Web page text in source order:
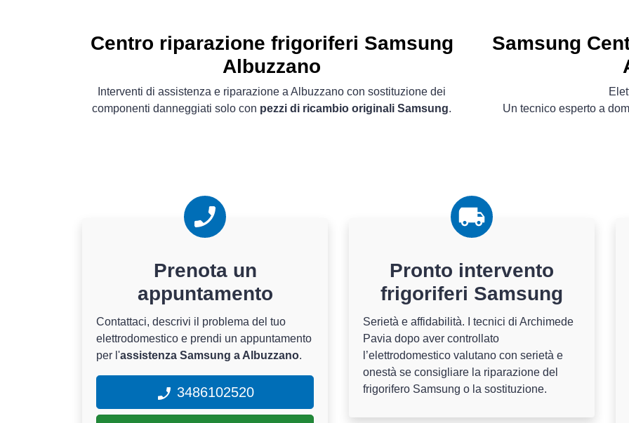
Centro riparazione frigoriferi Samsung
Albuzzano
Interventi di assistenza e riparazione a Albuzzano con sostituzione dei
componenti danneggiati solo con pezzi di ricambio originali Samsung.
Samsung
Un tecnico esperto a
Prenota un
appuntamento
Contattaci, descrivi il problema del tuo
elettrodomestico e prendi un appuntamento
per l'assistenza Samsung a Albuzzano.
3486102520
Pronto intervento
frigoriferi Samsung
Serietà e affidabilità. I tecnici di Archimede
Pavia dopo aver controllato
l’elettrodomestico valutano con serietà e
onestà se consigliare la riparazione del
frigorifero Samsung o la sostituzione.